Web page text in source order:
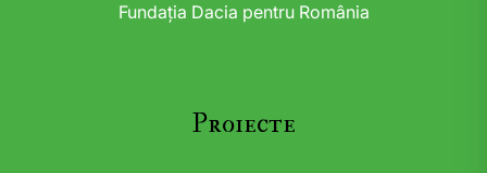
Fundația Dacia pentru România
Proiecte